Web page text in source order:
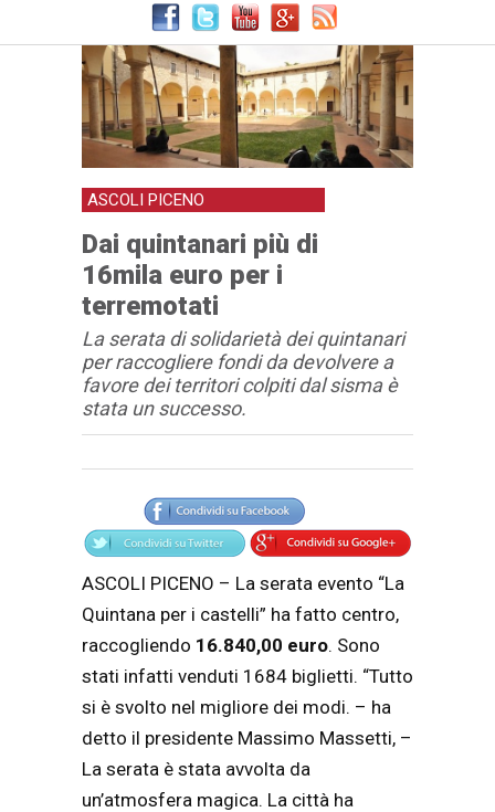
ASCOLI PICENO
Dai quintanari più di
16mila euro per i
terremotati
La serata di solidarietà dei quintanari
per raccogliere fondi da devolvere a
favore dei territori colpiti dal sisma è
stata un successo.
Articolo
Testo articolo principale
ASCOLI PICENO – La serata evento “La
Quintana per i castelli” ha fatto centro,
raccogliendo 16.840,00 euro. Sono
stati infatti venduti 1684 biglietti. “Tutto
si è svolto nel migliore dei modi. – ha
detto il presidente Massimo Massetti, –
La serata è stata avvolta da
un’atmosfera magica. La città ha